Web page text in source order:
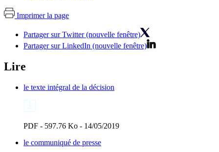
Imprimer la page
Partager sur Twitter (nouvelle fenêtre)
Partager sur LinkedIn (nouvelle fenêtre)
Lire
le texte intégral de la décision
PDF - 597.76 Ko - 14/05/2019
le communiqué de presse